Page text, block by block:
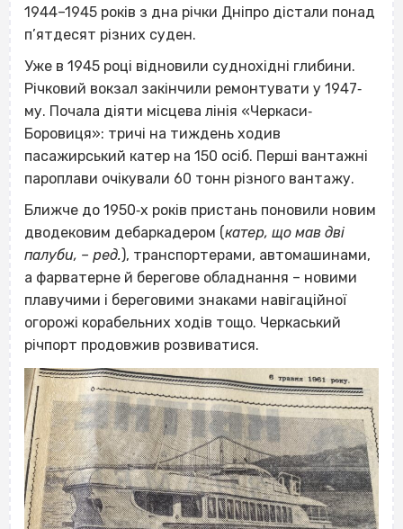
1944–1945 років з дна річки Дніпро дістали понад
п’ятдесят різних суден.
Уже в 1945 році відновили суднохідні глибини.
Річковий вокзал закінчили ремонтувати у 1947‐
му. Почала діяти місцева лінія «Черкаси‐
Боровиця»: тричі на тиждень ходив
пасажирський катер на 150 осіб. Перші вантажні
пароплави очікували 60 тонн різного вантажу.
Ближче до 1950‐х років пристань поновили новим
дводековим дебаркадером (катер, що мав дві
палуби, – ред.), транспортерами, автомашинами,
а фарватерне й берегове обладнання – новими
плавучими і береговими знаками навігаційної
огорожі корабельних ходів тощо. Черкаський
річпорт продовжив розвиватися.